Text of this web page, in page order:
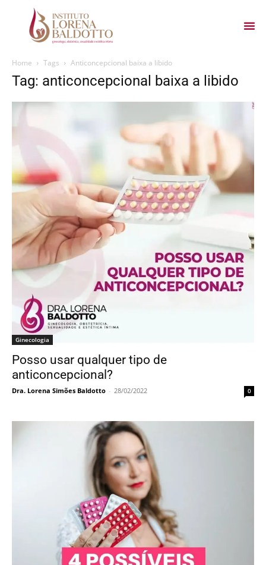
Home Tags Anticoncepcional baixa a libido
Tag: anticoncepcional baixa a libido
Ginecologia
Posso usar qualquer tipo de
anticoncepcional?
Dra. Lorena Simões Baldotto - 28/02/2022 0